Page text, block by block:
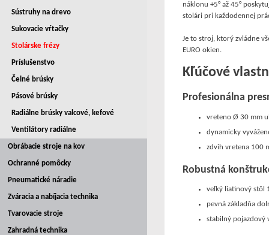
Sústruhy na drevo
Sukovacie vŕtačky
Stolárske frézy
Príslušenstvo
Čelné brúsky
Pásové brúsky
Radiálne brúsky valcové, kefové
Ventilátory radiálne
Obrábacie stroje na kov
Ochranné pomôcky
Pneumatické náradie
Zváracia a nabíjacia technika
Tvarovacie stroje
Zahradná technika
náklonu +5° až 45°
stolári pri každodennej
Je to stroj, ktorý zvládne
EURO okien.
Kľúčové
Profesionálna
vreteno Ø 30 mm
dynamicky
zdvih vretena 100
Robustná
veľký liatinový stôl
pevná základňa
stabilný pojazdový